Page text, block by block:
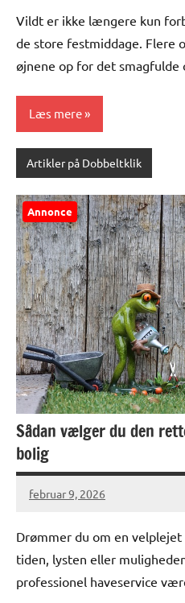
Vildt er ikke længere kun
de store festmiddage. Flere
øjnene op for det
Læs mere
Artikler på Dobbeltklik
Annonce
Sådan vælger du den
bolig
februar 9, 2026
Drømmer du om en velplejet
tiden, lysten eller
professionel haveservice